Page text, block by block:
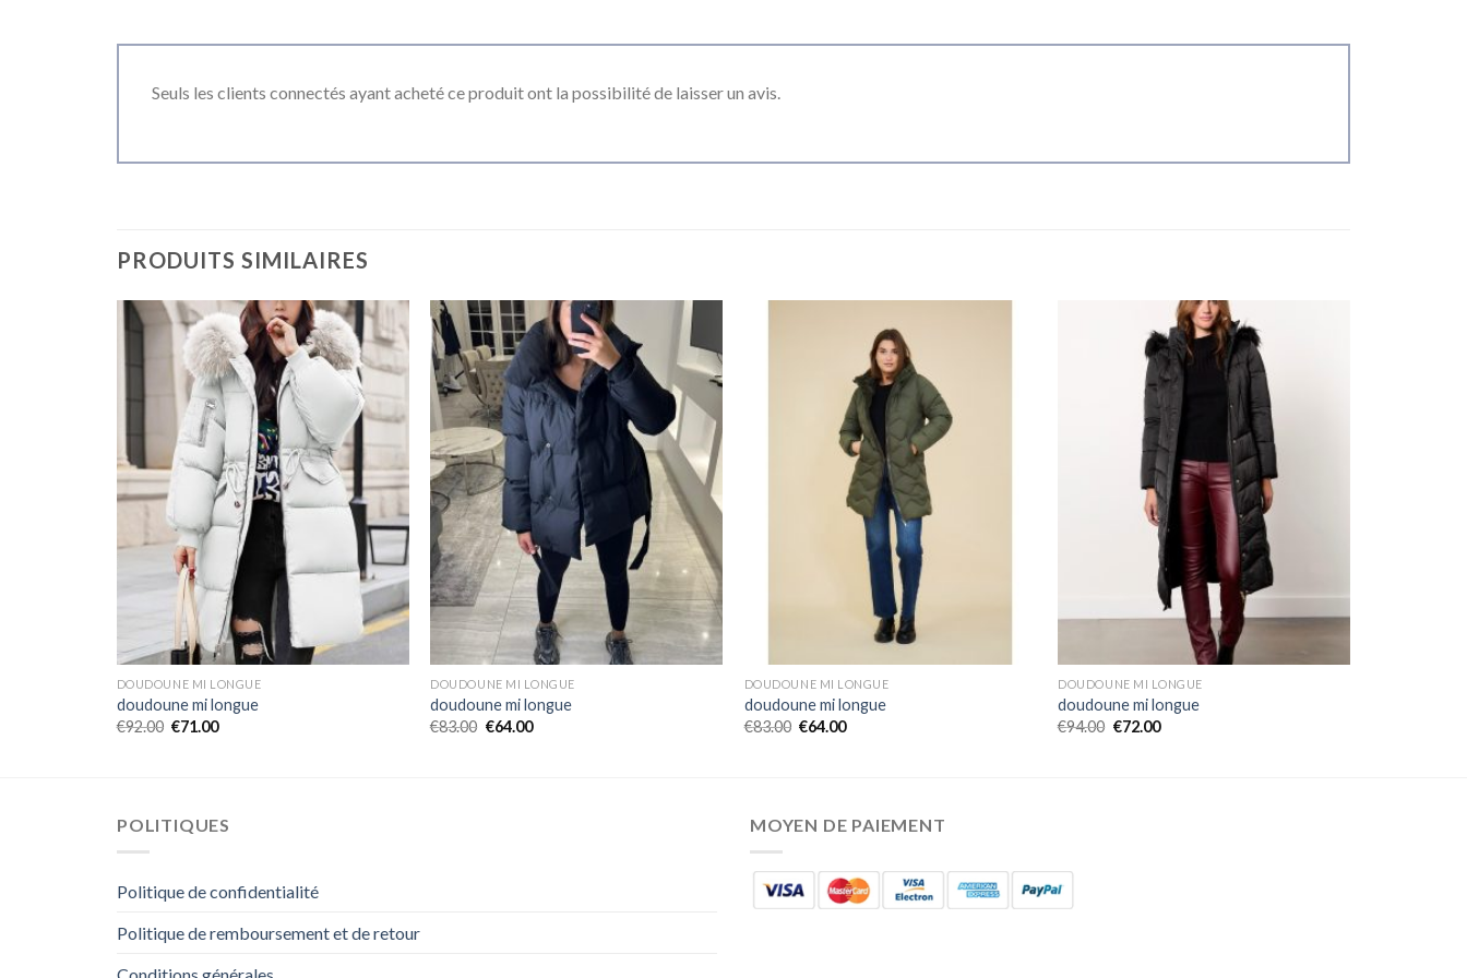
Seuls les clients connectés ayant acheté ce produit ont la possibilité de laisser un avis.
PRODUITS SIMILAIRES
DOUDOUNE MI LONGUE
doudoune mi longue
€92.00 €71.00
DOUDOUNE MI LONGUE
doudoune mi longue
€83.00 €64.00
DOUDOUNE MI LONGUE
doudoune mi longue
€83.00 €64.00
DOUDOUNE MI LONGUE
doudoune mi longue
€94.00 €72.00
POLITIQUES
Politique de confidentialité
Politique de remboursement et de retour
MOYEN DE PAIEMENT